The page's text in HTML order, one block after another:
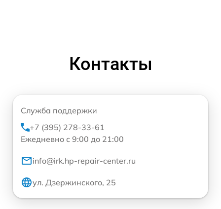
Контакты
Служба поддержки
+7 (395) 278-33-61
Ежедневно с 9:00 до 21:00
info@irk.hp-repair-center.ru
ул. Дзержинского, 25